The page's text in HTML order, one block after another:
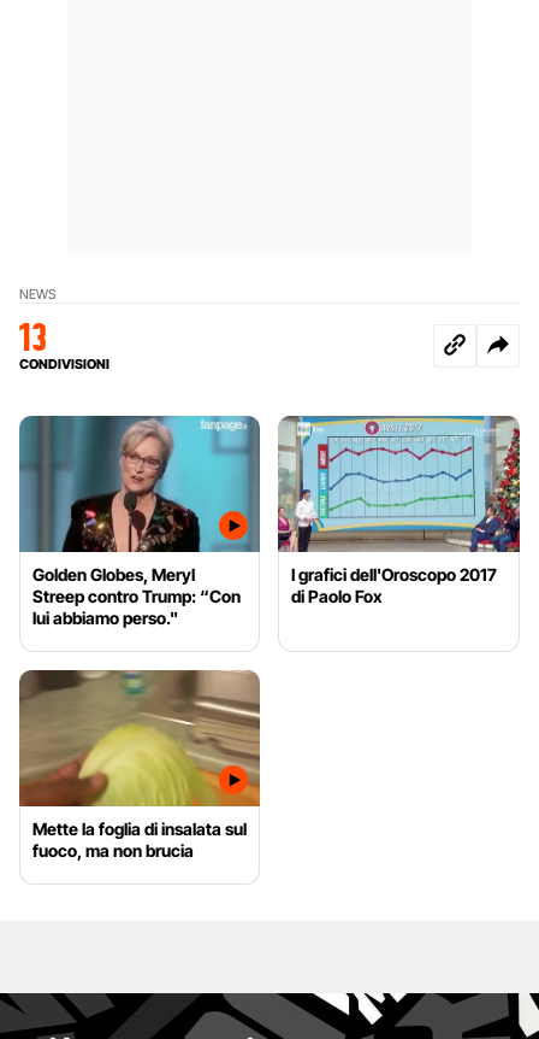
NEWS
13
CONDIVISIONI
Golden Globes, Meryl
Streep contro Trump: “Con
lui abbiamo perso."
I grafici dell'Oroscopo 2017
di Paolo Fox
Mette la foglia di insalata sul
fuoco, ma non brucia